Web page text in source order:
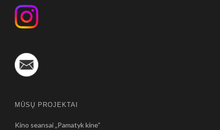
MŪSŲ PROJEKTAI
Kino seansai „Pamatyk kine“